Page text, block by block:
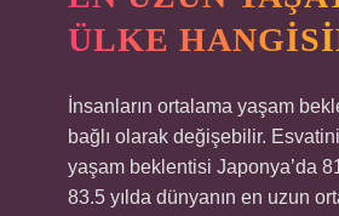
ÜLKE
İnsanların ortalama yaşam
bağlı olarak değişebilir.
yaşam beklentisi Japonya’da
83.5 yılda dünyanın en uzun